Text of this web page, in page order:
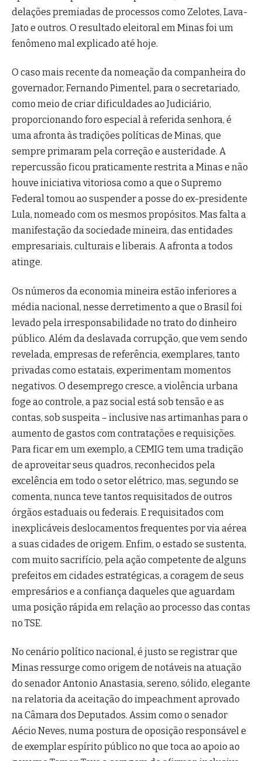
delações premiadas de processos como Zelotes, Lava-
Jato e outros. O resultado eleitoral em Minas foi um
fenômeno mal explicado até hoje.
O caso mais recente da nomeação da companheira do
governador, Fernando Pimentel, para o secretariado,
como meio de criar dificuldades ao Judiciário,
proporcionando foro especial à referida senhora, é
uma afronta às tradições políticas de Minas, que
sempre primaram pela correção e austeridade. A
repercussão ficou praticamente restrita a Minas e não
houve iniciativa vitoriosa como a que o Supremo
Federal tomou ao suspender a posse do ex-presidente
Lula, nomeado com os mesmos propósitos. Mas falta a
manifestação da sociedade mineira, das entidades
empresariais, culturais e liberais. A afronta a todos
atinge.
Os números da economia mineira estão inferiores a
média nacional, nesse derretimento a que o Brasil foi
levado pela irresponsabilidade no trato do dinheiro
público. Além da deslavada corrupção, que vem sendo
revelada, empresas de referência, exemplares, tanto
privadas como estatais, experimentam momentos
negativos. O desemprego cresce, a violência urbana
foge ao controle, a paz social está sob tensão e as
contas, sob suspeita – inclusive nas artimanhas para o
aumento de gastos com contratações e requisições.
Para ficar em um exemplo, a CEMIG tem uma tradição
de aproveitar seus quadros, reconhecidos pela
excelência em todo o setor elétrico, mas, segundo se
comenta, nunca teve tantos requisitados de outros
órgãos estaduais ou federais. E requisitados com
inexplicáveis deslocamentos frequentes por via aérea
a suas cidades de origem. Enfim, o estado se sustenta,
com muito sacrifício, pela ação competente de alguns
prefeitos em cidades estratégicas, a coragem de seus
empresários e a confiança daqueles que aguardam
uma posição rápida em relação ao processo das contas
no TSE.
No cenário político nacional, é justo se registrar que
Minas ressurge como origem de notáveis na atuação
do senador Antonio Anastasia, sereno, sólido, elegante
na relatoria da aceitação do impeachment aprovado
na Câmara dos Deputados. Assim como o senador
Aécio Neves, numa postura de oposição responsável e
de exemplar espírito público no que toca ao apoio ao